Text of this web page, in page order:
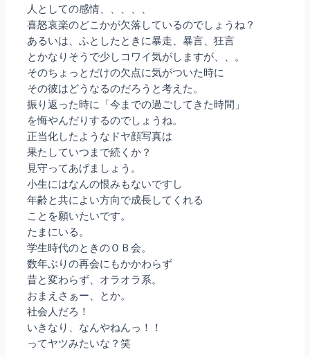
人としての感情、、、、、
喜怒哀楽のどこかが欠落しているのでしょうね？
あるいは、ふとしたときに暴走、暴言、狂言
とかなりそうで少しコワイ気がしますが、、。
そのちょっとだけの欠点に気がついた時に
その彼はどうなるのだろうと考えた。
振り返った時に「今までの過ごしてきた時間」
を悔やんだりするのでしょうね。
正当化したようなドヤ顔写真は
果たしていつまで続くか？
見守ってあげましょう。
小生にはなんの恨みもないですし
年齢と共によい方向で成長してくれる
ことを願いたいです。
たまにいる。
学生時代のときのＯＢ会。
数年ぶりの再会にもかかわらず
昔と変わらず、オラオラ系。
おまえさぁー、とか。
社会人だろ！
いきなり、なんやねんっ！！
ってヤツみたいな？笑